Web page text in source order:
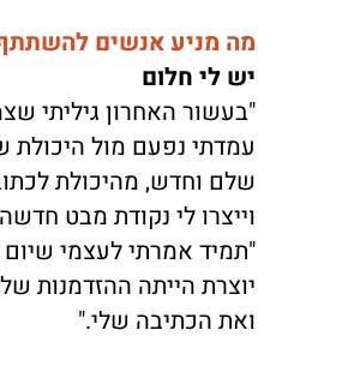
מה מניע אנשים
יש לי חלום
"בעשור האחרון גיליתי
עמדתי נפעם מול
שלם וחדש, מהיכולת
וייצרו לי נקודת מבט
"תמיד אמרתי לעצמי
יוצרת הייתה ההזדמנות
ואת הכתיבה שלי."